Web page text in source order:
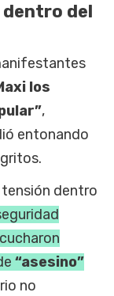
del
los
,
entonando
dentro
“asesino”
no